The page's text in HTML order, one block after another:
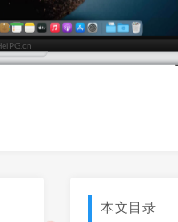
本文目录